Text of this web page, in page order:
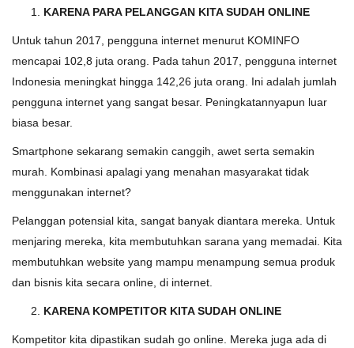
KARENA PARA PELANGGAN KITA SUDAH ONLINE
Untuk tahun 2017, pengguna internet menurut KOMINFO
mencapai 102,8 juta orang. Pada tahun 2017, pengguna internet
Indonesia meningkat hingga 142,26 juta orang. Ini adalah jumlah
pengguna internet yang sangat besar. Peningkatannyapun luar
biasa besar.
Smartphone sekarang semakin canggih, awet serta semakin
murah. Kombinasi apalagi yang menahan masyarakat tidak
menggunakan internet?
Pelanggan potensial kita, sangat banyak diantara mereka. Untuk
menjaring mereka, kita membutuhkan sarana yang memadai. Kita
membutuhkan website yang mampu menampung semua produk
dan bisnis kita secara online, di internet.
KARENA KOMPETITOR KITA SUDAH ONLINE
Kompetitor kita dipastikan sudah go online. Mereka juga ada di